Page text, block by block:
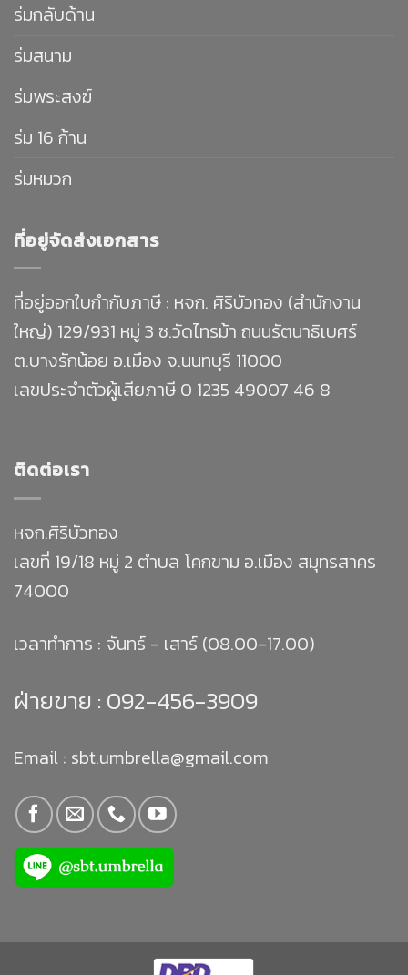
ร่มกลับด้าน
ร่มสนาม
ร่มพระสงฆ์
ร่ม 16 ก้าน
ร่มหมวก
ที่อยู่จัดส่งเอกสาร
ที่อยู่ออกใบกำกับภาษี : หจก. ศิริบัวทอง (สำนักงาน
ใหญ่) 129/931 หมู่ 3 ซ.วัดไทรม้า ถนนรัตนาธิเบศร์
ต.บางรักน้อย อ.เมือง จ.นนทบุรี 11000
เลขประจำตัวผู้เสียภาษี 0 1235 49007 46 8
ติดต่อเรา
หจก.ศิริบัวทอง
เลขที่ 19/18 หมู่ 2 ตำบล โคกขาม อ.เมือง สมุทรสาคร
74000
เวลาทำการ : จันทร์ - เสาร์ (08.00-17.00)
ฝ่ายขาย : 092-456-3909
Email : sbt.umbrella@gmail.com